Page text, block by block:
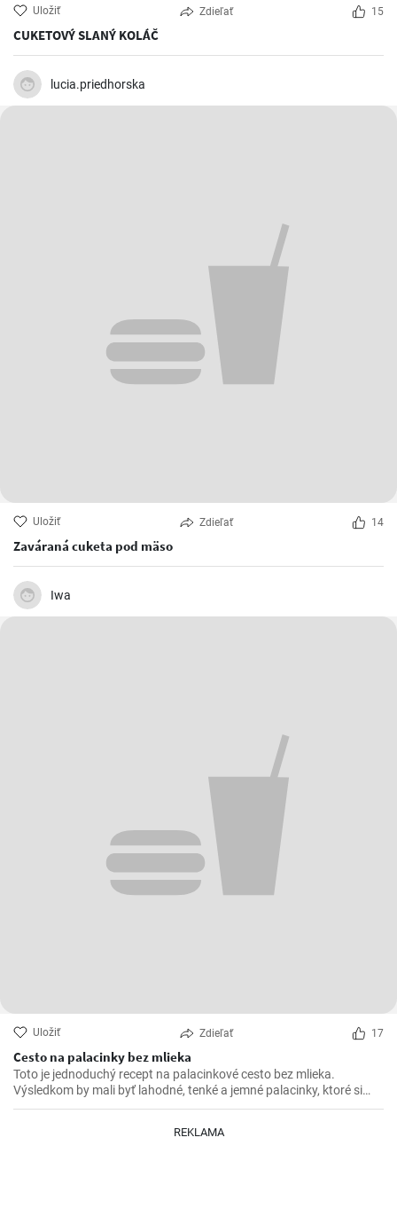
Uložiť Zdieľať 15
CUKETOVÝ SLANÝ KOLÁČ
lucia.priedhorska
Uložiť Zdieľať 14
Zaváraná cuketa pod mäso
Iwa
Uložiť Zdieľať 17
Cesto na palacinky bez mlieka
Toto je jednoduchý recept na palacinkové cesto bez mlieka.
Výsledkom by mali byť lahodné, tenké a jemné palacinky, ktoré si
pripravíte bez použitia mlieka.
REKLAMA